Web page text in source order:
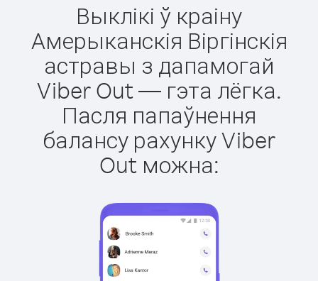
Выклікі ў краіну
Амерыканскія Віргінскія
астравы з дапамогай
Viber Out — гэта лёгка.
Пасля папаўнення
балансу рахунку Viber
Out можна: